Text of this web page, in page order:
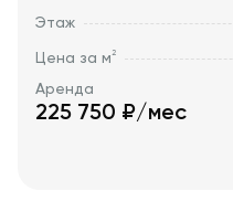
Этаж
Цена за м2
Аренда
225 750 ₽/мес